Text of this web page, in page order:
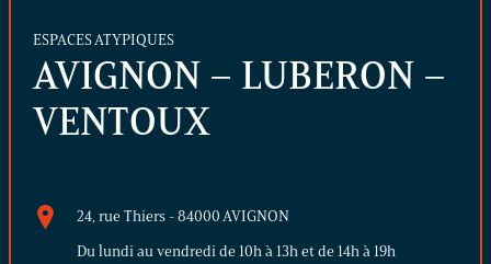
ESPACES ATYPIQUES
AVIGNON – LUBERON –
VENTOUX
24, rue Thiers - 84000 AVIGNON
Du lundi au vendredi de 10h à 13h et de 14h à 19h